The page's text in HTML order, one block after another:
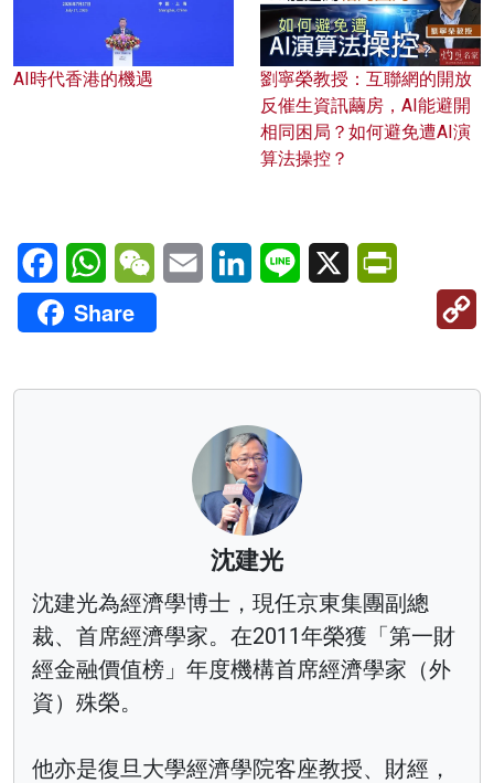
AI時代香港的機遇
劉寧榮教授：互聯網的開放
反催生資訊繭房，AI能避開
相同困局？如何避免遭AI演
算法操控？
FacebookWhatsAppWeChatEmail LinkedInLine X
Share
沈建光
沈建光為經濟學博士，現任京東集團副總
裁、首席經濟學家。在2011年榮獲「第一財
經金融價值榜」年度機構首席經濟學家（外
資）殊榮。
他亦是復旦大學經濟學院客座教授、財經，